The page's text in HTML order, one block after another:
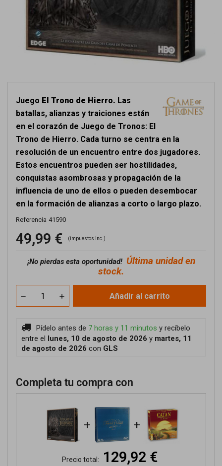
Juego El Trono de Hierro. Las
batallas, alianzas y traiciones están
en el corazón de Juego de Tronos: El
Trono de Hierro. Cada turno se centra en la
resolución de un encuentro entre dos jugadores.
Estos encuentros pueden ser hostilidades,
conquistas asombrosas y propagación de la
influencia de uno de ellos o pueden desembocar
en la formación de alianzas a corto o largo plazo.
Referencia 41590
49,99 € (impuestos inc.)
¡No pierdas esta oportunidad! Última unidad en
stock.
Añadir al carrito
Pídelo antes de 7 horas y 11 minutos y recíbelo
entre el lunes, 10 de agosto de 2026 y martes, 11
de agosto de 2026 con GLS
Completa tu compra con
+ +
Precio total: 129,92 €